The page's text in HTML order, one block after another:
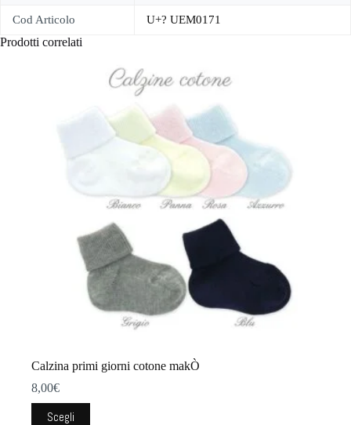
Cod Articolo U+? UEM0171
Prodotti correlati
Calzina primi giorni cotone makÒ
8,00€
Scegli